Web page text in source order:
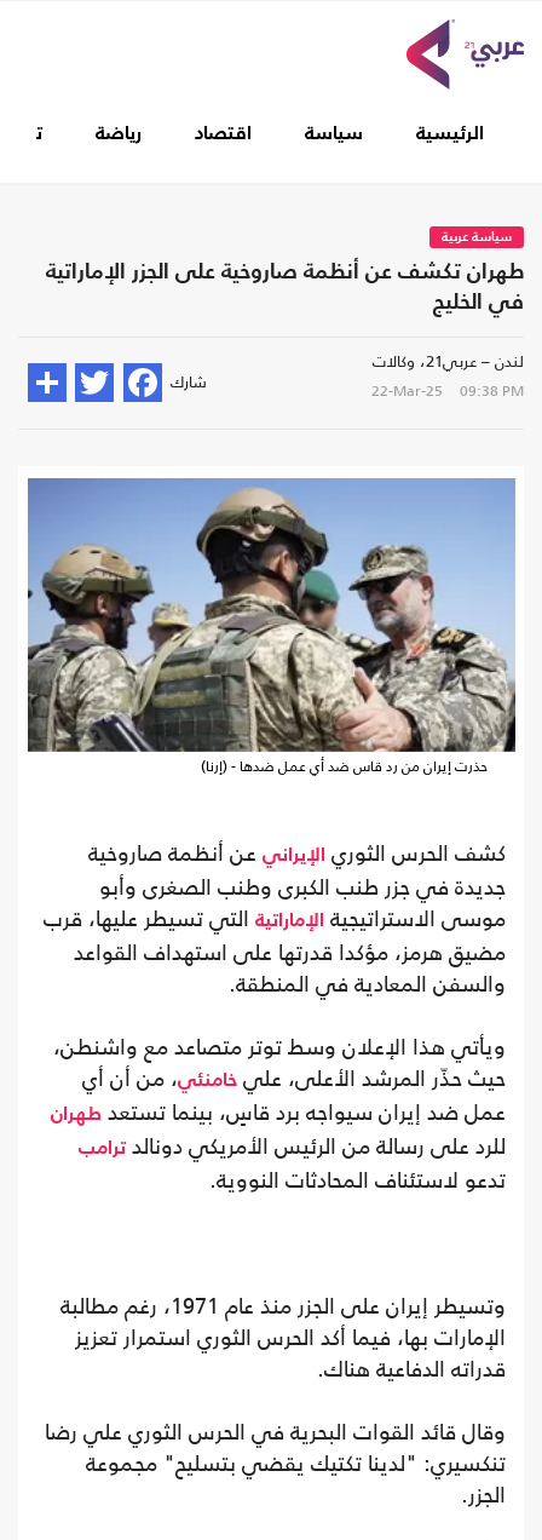
الرئيسية سياسة اقتصاد رياضة
سياسة عربية
طهران تكشف عن أنظمة صاروخية على الجزر الإماراتية
في الخليج
لندن – عربي21، وكالات
22-Mar-25 09:38 PM شارك
حذرت إيران من رد قاس ضد أي عمل ضدها - (إرنا)
كشف الحرس الثوري الإيراني عن أنظمة صاروخية
جديدة في جزر طنب الكبرى وطنب الصغرى وأبو
موسى الاستراتيجية الإماراتية التي تسيطر عليها، قرب
مضيق هرمز، مؤكدا قدرتها على استهداف القواعد
والسفن المعادية في المنطقة.
ويأتي هذا الإعلان وسط توتر متصاعد مع واشنطن،
حيث حذّر المرشد الأعلى، علي خامنئي، من أن أي
عمل ضد إيران سيواجه برد قاسٍ، بينما تستعد طهران
للرد على رسالة من الرئيس الأمريكي دونالدترامب
تدعو لاستئناف المحادثات النووية.
وتسيطر إيران على الجزر منذ عام 1971، رغم مطالبة
الإمارات بها، فيما أكد الحرس الثوري استمرار تعزيز
قدراته الدفاعية هناك.
وقال قائد القوات البحرية في الحرس الثوري علي رضا
تنكسيري: "لدينا تكتيك يقضي بتسليح" مجموعة
الجزر.